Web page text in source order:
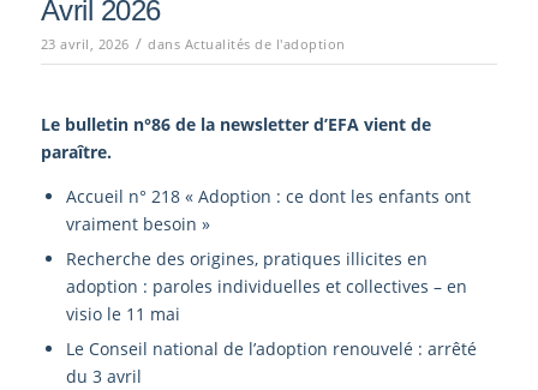
Avril 2026
23 avril, 2026 / dans Actualités de l'adoption
Le bulletin n°86 de la newsletter d’EFA vient de
paraître.
Accueil n° 218 « Adoption : ce dont les enfants ont
vraiment besoin »
Recherche des origines, pratiques illicites en
adoption : paroles individuelles et collectives – en
visio le 11 mai
Le Conseil national de l’adoption renouvelé : arrêté
du 3 avril